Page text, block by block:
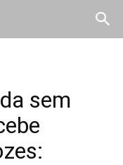
sem